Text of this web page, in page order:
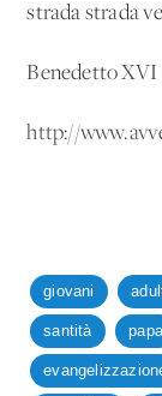
strada strada
Benedetto XVI
http://
giovani
santità